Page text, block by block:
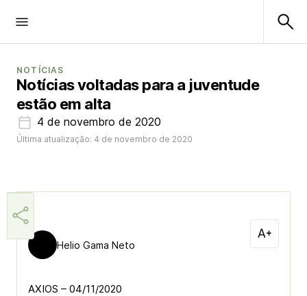
NOTÍCIAS
Notícias voltadas para a juventude
estão em alta
4 de novembro de 2020
Última atualização: 4 de novembro de 2020
Helio Gama Neto
AXIOS – 04/11/2020